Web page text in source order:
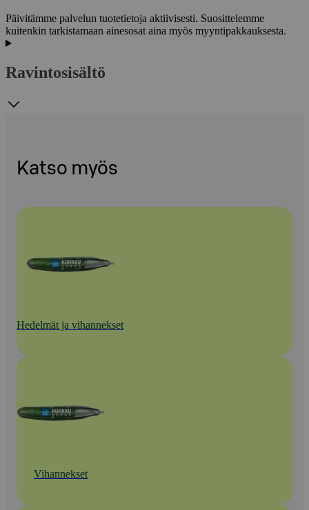
Päivitämme palvelun tuotetietoja aktiivisesti. Suosittelemme
kuitenkin tarkistamaan ainesosat aina myös myyntipakkauksesta.
Ravintosisältö
Katso myös
Hedelmät ja vihannekset
Vihannekset